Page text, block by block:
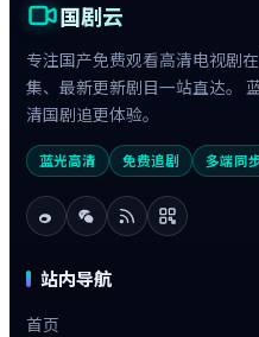
国剧云
专注国产免费观看高清电视剧
集、最新更新剧目一站直达。
清国剧追更体验。
蓝光高清 免费追剧 多端同
站内导航
首页